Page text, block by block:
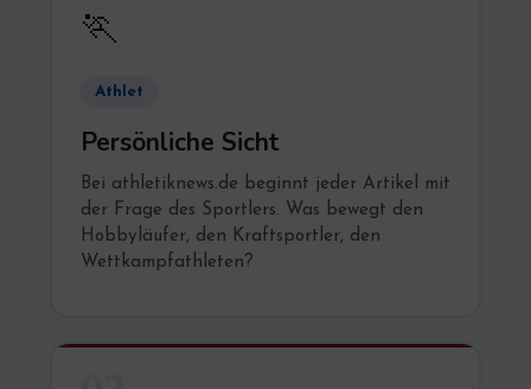
🏃
Athlet
Persönliche Sicht
Bei athletiknews.de beginnt jeder Artikel mit
der Frage des Sportlers. Was bewegt den
Hobbyläufer, den Kraftsportler, den
Wettkampfathleten?